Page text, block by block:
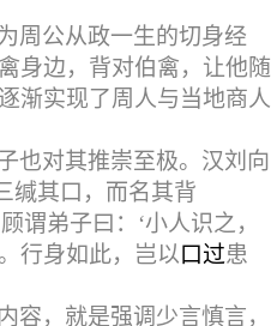
周公从政一生的切身经
身边，背对伯禽，让他随
渐实现了周人与当地商人
也对其推崇至极。汉刘向
缄其口，而名其背
弟子曰：‘小人识之，
。行身如此，岂以口过患
容，就是强调少言慎言，